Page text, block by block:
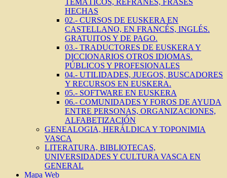
TEMÁTICOS, REFRANES, FRASES
HECHAS
02.- CURSOS DE EUSKERA EN
CASTELLANO, EN FRANCÉS, INGLÉS.
GRATUITOS Y DE PAGO.
03.- TRADUCTORES DE EUSKERA Y
DICCIONARIOS OTROS IDIOMAS.
PÚBLICOS Y PROFESIONALES
04.- UTILIDADES, JUEGOS, BUSCADORES
Y RECURSOS EN EUSKERA.
05.- SOFTWARE EN EUSKERA
06.- COMUNIDADES Y FOROS DE AYUDA
ENTRE PERSONAS, ORGANIZACIONES,
ALFABETIZACIÓN
GENEALOGIA, HERÁLDICA Y TOPONIMIA
VASCA
LITERATURA, BIBLIOTECAS,
UNIVERSIDADES Y CULTURA VASCA EN
GENERAL
Mapa Web